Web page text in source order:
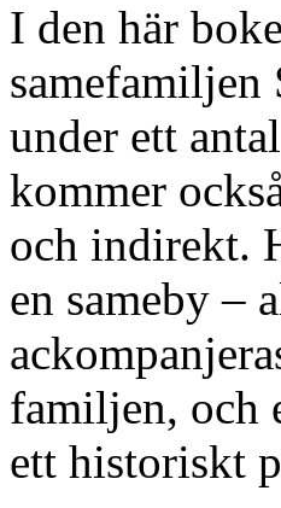
I den här
samefamiljen
under ett
kommer
och indirekt.
en sameby –
familjen, och
ett historiskt